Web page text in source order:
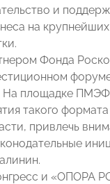
и
на
Фонда
площадке
такого
привлечь
и «ОПОРА